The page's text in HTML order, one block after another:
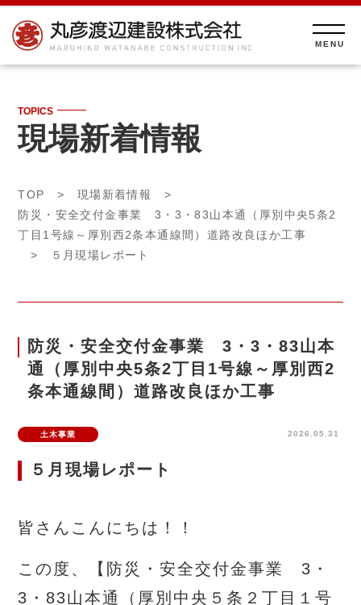
TOPICS
現場新着情報
TOP > 現場新着情報
>
防災・安全交付金事業 3・3・83山本通（厚別中央5条2
丁目1号線～厚別西2条本通線間）道路改良ほか工事
> ５月現場レポート
防災・安全交付金事業 3・3・83山本
通（厚別中央5条2丁目1号線～厚別西2
条本通線間）道路改良ほか工事
土木事業 2026.05.31
５月現場レポート
皆さんこんにちは！！
この度、【防災・安全交付金事業 3・
3・83山本通（厚別中央５条２丁目１号